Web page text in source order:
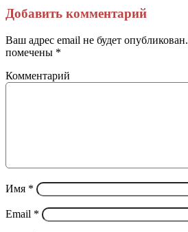
через
электронную
почту
Добавить комментарий
Ваш адрес email не будет опубликован.
помечены *
Комментарий
Имя *
Email *